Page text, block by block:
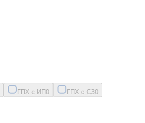
ГПХ с ИП0 ГПХ с СЗ0